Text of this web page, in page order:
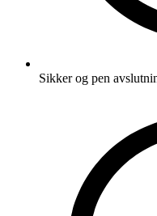
Sikker og pen